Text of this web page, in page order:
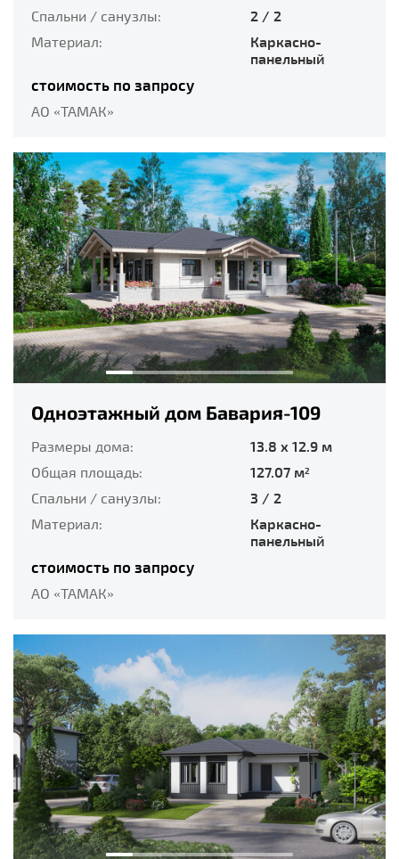
Спальни / санузлы:
2 / 2
Материал:
Каркасно-
панельный
стоимость по запросу
АО «ТАМАК»
Одноэтажный дом Бавария-109
Размеры дома:
13.8 x 12.9 м
Общая площадь:
127.07 м2
Спальни / санузлы:
3 / 2
Материал:
Каркасно-
панельный
стоимость по запросу
АО «ТАМАК»